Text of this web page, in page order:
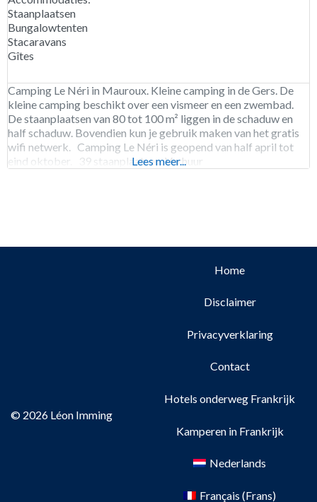
Staanplaatsen
Bungalowtenten
Stacaravans
Gîtes
Camping Le Néri in Mauroux. Kleine camping in de Gers. De
kleine camping beschikt over een vismeer en een zwembad.
De staanplaatsen van 80 tot 100 m² liggen in de schaduw en
half schaduw. Bovendien kun je gebruik maken van het gratis
wifi netwerk. Camping Le Néri is geopend van half april tot
eind oktober. 39 staanplaatsen. Verhuur
Lees meer...
© 2026 Léon Imming
Home
Disclaimer
Privacyverklaring
Contact
Hotels onderweg Frankrijk
Kamperen in Frankrijk
Nederlands
Français (Frans)